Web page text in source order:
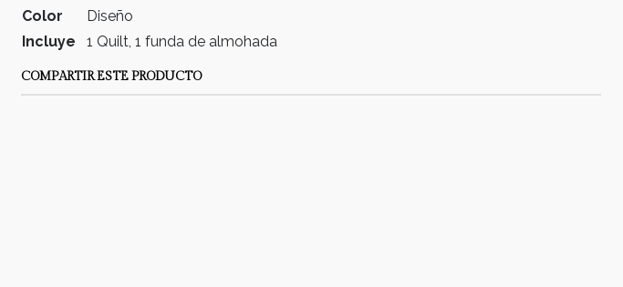
Color
Diseño
Incluye
1 Quilt, 1 funda de almohada
COMPARTIR ESTE PRODUCTO